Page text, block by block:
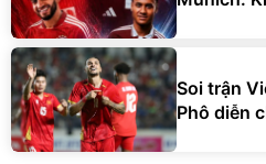
Soi trận
Phô diễn